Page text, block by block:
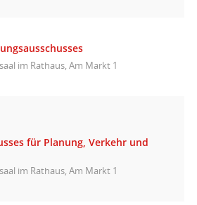
im Rathaus, Am Markt 1
für Planung, Verkehr und
im Rathaus, Am Markt 1